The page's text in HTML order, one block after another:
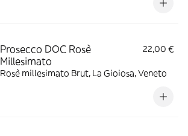
Prosecco DOC Rosè
Millesimato
22,00 €
Rosè millesimato Brut, La Gioiosa, Veneto